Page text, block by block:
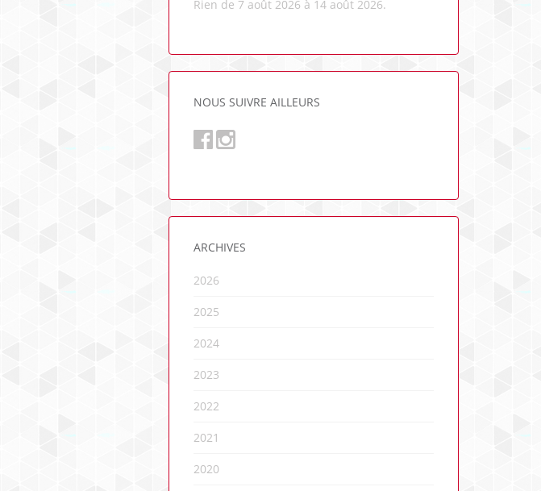
Rien de 7 août 2026 à 14 août 2026.
NOUS SUIVRE AILLEURS
ARCHIVES
2026
2025
2024
2023
2022
2021
2020